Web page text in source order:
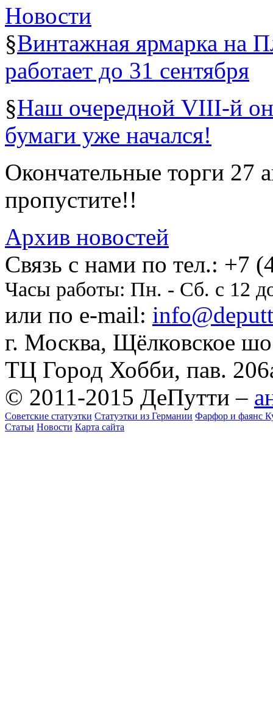
Новости
§Винтажная ярмарка на
работает до 31 сентября
§Наш очередной VIII-й
бумаги уже начался!
Окончательные торги 27
пропустите!!
Архив новостей
Cвязь с нами по тел.: +7
Часы работы: Пн. - Сб. с 12
или по e-mail:
г. Москва, Щёлковское
ТЦ Город Хобби, пав.
© 2011-2015 ДеПутти –
Советские статуэтки Статуэтки из Германии Фарфор и фаянс
Статьи Новости Карта сайта